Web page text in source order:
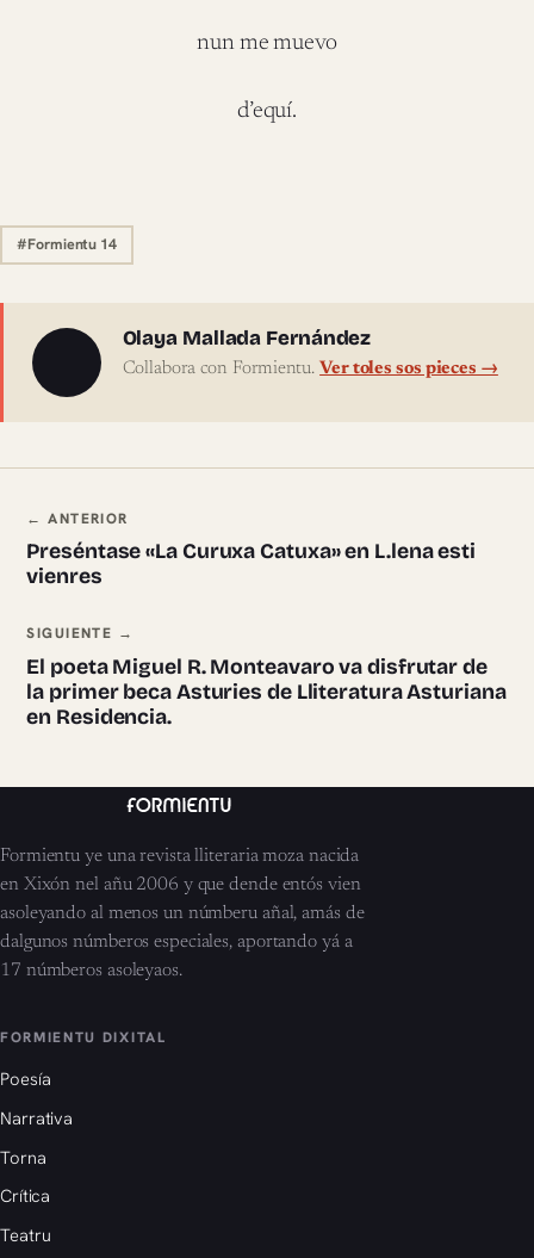
nun me muevo
d’equí.
#Formientu 14
Sobre l'autor
Olaya Mallada Fernández
Collabora con Formientu.Ver toles sos pieces →
Navegación ente pieces
← ANTERIOR
Preséntase «La Curuxa Catuxa» en L.lena esti
vienres
SIGUIENTE →
El poeta Miguel R. Monteavaro va disfrutar de
la primer beca Asturies de Lliteratura Asturiana
en Residencia.
Formientu ye una revista lliteraria moza nacida
en Xixón nel añu 2006 y que dende entós vien
asoleyando al menos un númberu añal, amás de
dalgunos númberos especiales, aportando yá a
17 númberos asoleyaos.
FORMIENTU DIXITAL
Poesía
Narrativa
Torna
Crítica
Teatru